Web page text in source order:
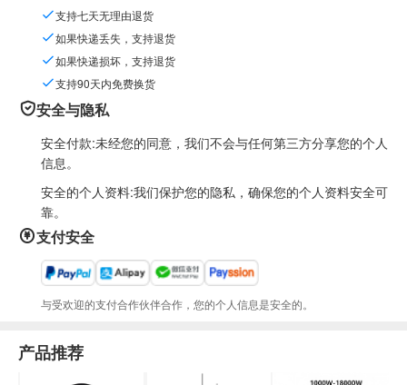
支持七天无理由退货
如果快递丢失，支持退货
如果快递损坏，支持退货
支持90天内免费换货
安全与隐私
安全付款:未经您的同意，我们不会与任何第三方分享您的个人
信息。
安全的个人资料:我们保护您的隐私，确保您的个人资料安全可
靠。
支付安全
与受欢迎的支付合作伙伴合作，您的个人信息是安全的。
产品推荐